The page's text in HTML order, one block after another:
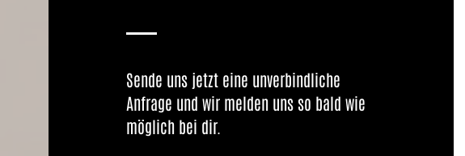
Sende uns jetzt eine unverbindliche
Anfrage und wir melden uns so bald wie
möglich bei dir.